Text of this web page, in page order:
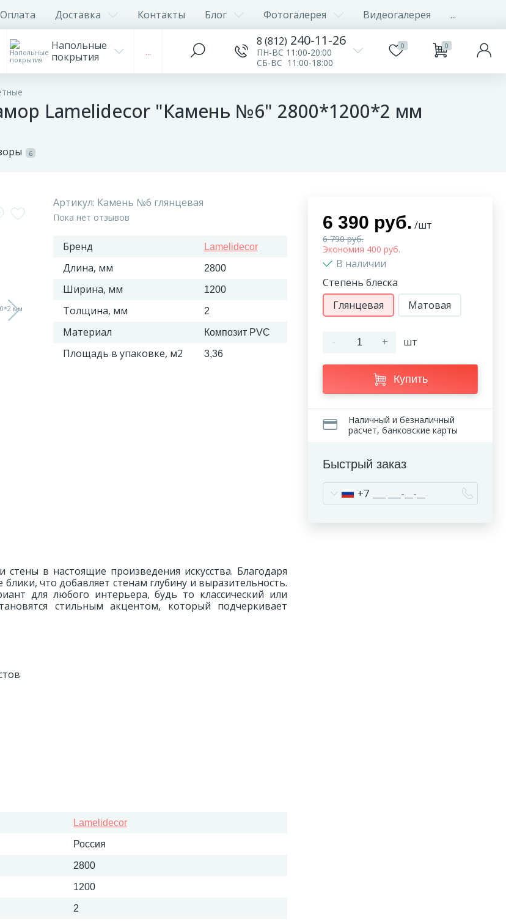
Оплата Доставка Контакты Блог Фотогалерея Видеогалерея ...
Напольные
покрытия
...
8 (812) 240-11-26
ПН-ВС 11:00-20:00
СБ-ВС 11:00-18:00
0 0
Lamelidecor "Камень №6" 2800*1200*2 мм
6
Артикул: Камень №6 глянцевая
Пока нет отзывов
Бренд Lamelidecor
Длина, мм 2800
Ширина, мм 1200
Толщина, мм 2
Материал Композит PVC
Площадь в упаковке, м2 3,36
в настоящие произведения искусства. Благодаря
что добавляет стенам глубину и выразительность.
для любого интерьера, будь то классический или
стильным акцентом, который подчеркивает
Lamelidecor
Россия
2800
1200
2
6 390 руб. /шт
6 790 руб.
Экономия 400 руб.
В наличии
Степень блеска
Глянцевая
Матовая
- + шт
Купить
Наличный и безналичный
расчет, банковские карты
Быстрый заказ
+7